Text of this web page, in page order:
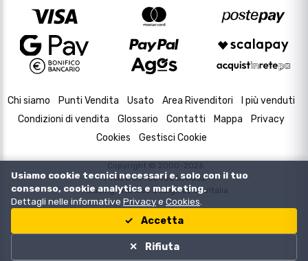
Chi siamo Punti Vendita Usato Area Rivenditori
I più venduti
Condizioni di vendita
Glossario Contatti Mappa
Privacy
Cookies
Gestisci Cookie
Copyright © 2000-2026
P.IVA e C.F. 02433630502
Housing and Web Design byDevItalia
Usiamo cookie tecnici necessari e, solo con il tuo
consenso, cookie analytics e marketing.
Dettagli nelle informative Privacye Cookies
Accetta
Rifiuta